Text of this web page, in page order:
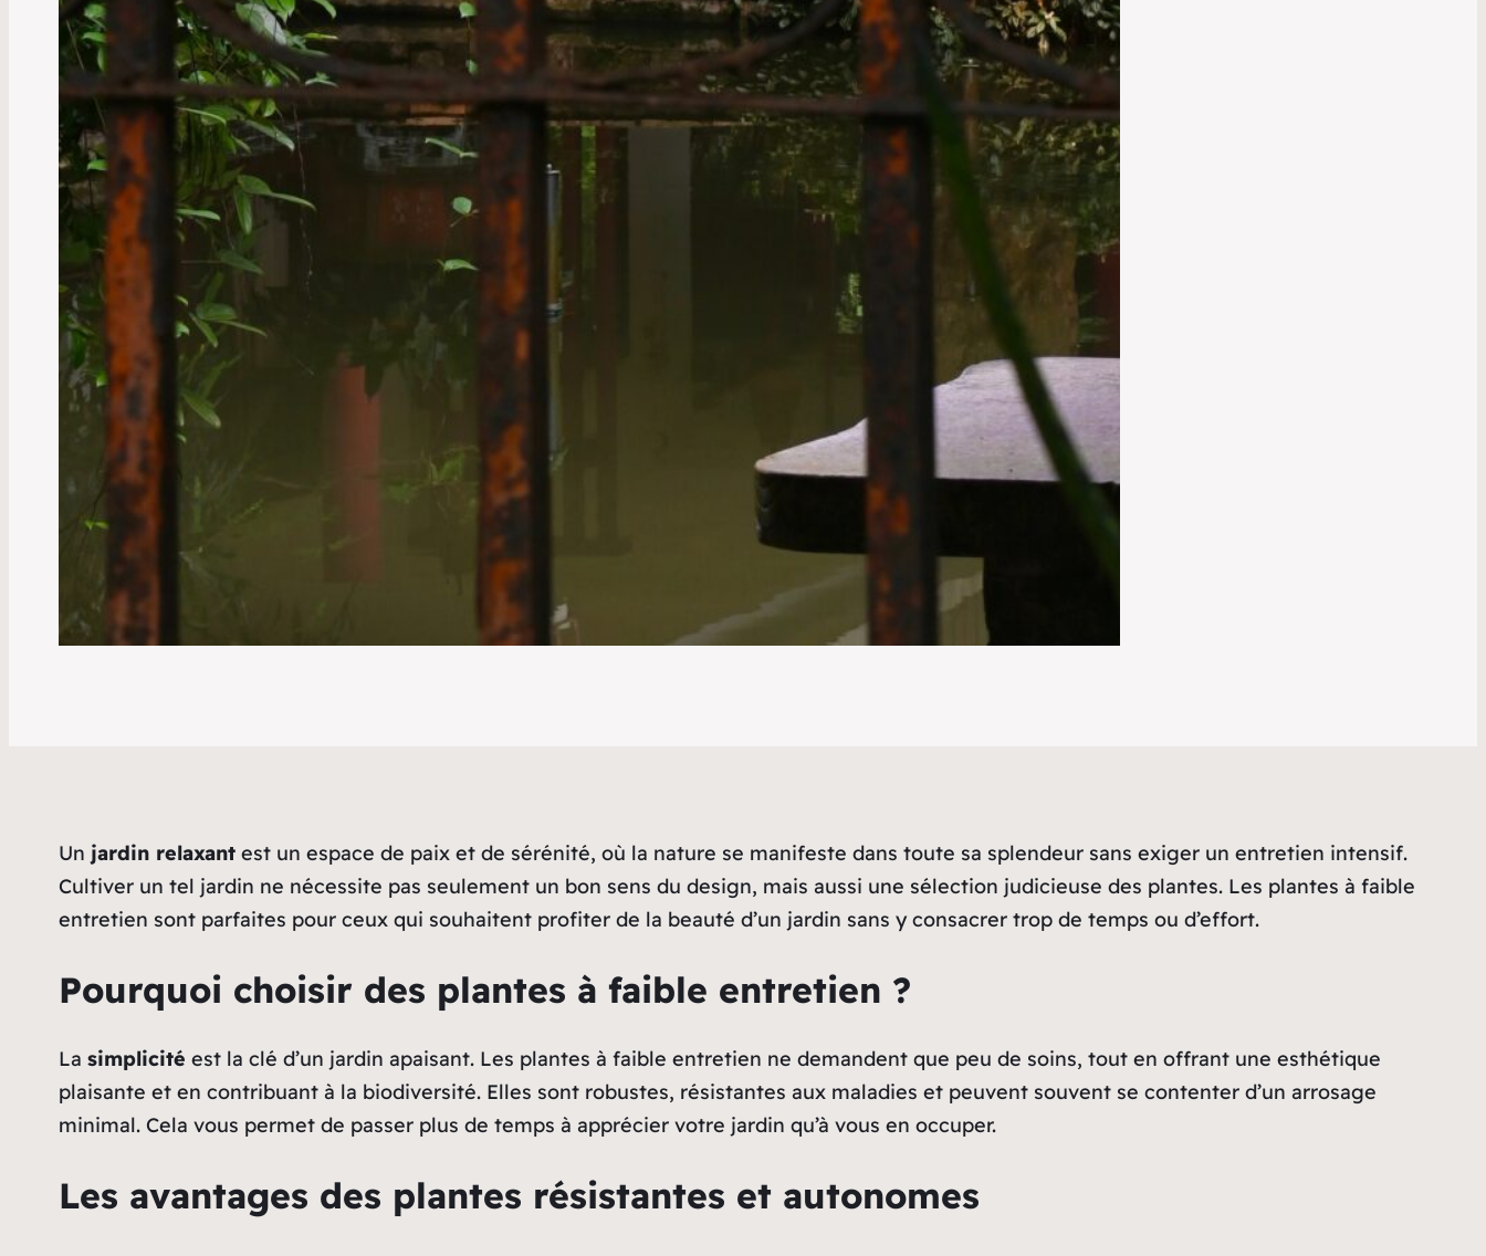
Un jardin relaxantest un espace de paix et de sérénité, où la nature se manifeste dans toute sa splendeur sans exiger un entretien intensif.
Cultiver un tel jardin ne nécessite pas seulement un bon sens du design, mais aussi une sélection judicieuse des plantes. Les plantes à faible
entretien sont parfaites pour ceux qui souhaitent profiter de la beauté d’un jardin sans y consacrer trop de temps ou d’effort.
Pourquoi choisir des plantes à faible entretien ?
La simplicité est la clé d’un jardin apaisant. Les plantes à faible entretien ne demandent que peu de soins, tout en offrant une esthétique
plaisante et en contribuant à la biodiversité. Elles sont robustes, résistantes aux maladies et peuvent souvent se contenter d’un arrosage
minimal. Cela vous permet de passer plus de temps à apprécier votre jardin qu’à vous en occuper.
Les avantages des plantes résistantes et autonomes